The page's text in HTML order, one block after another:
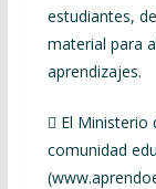
estudiantes,
material para
aprendizajes.
 El Ministerio
comunidad